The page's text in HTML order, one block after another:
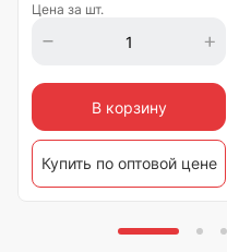
Цена за шт.
В корзину
Купить по оптовой цене